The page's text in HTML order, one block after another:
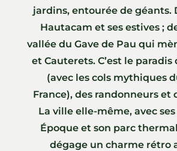
jardins, entourée de géants.
Hautacam et ses estives ;
vallée du Gave de Pau qui
et Cauterets. C’est le paradis
(avec les cols mythiques
France), des randonneurs et
La ville elle-même, avec
Époque et son parc
dégage un charme rétro